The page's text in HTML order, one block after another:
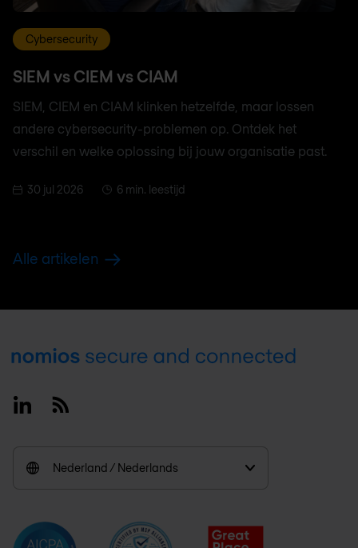
Cybersecurity
SIEM vs CIEM vs CIAM
SIEM, CIEM en CIAM klinken hetzelfde, maar lossen
andere cybersecurity-problemen op. Ontdek het
verschil en welke oplossing bij jouw organisatie past.
30 jul 2026 6 min. leestijd
Alle artikelen
Footer
LinkedinRSS
Nederland / Nederlands